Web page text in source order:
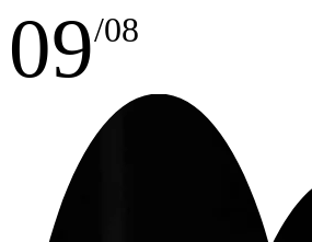
09/08